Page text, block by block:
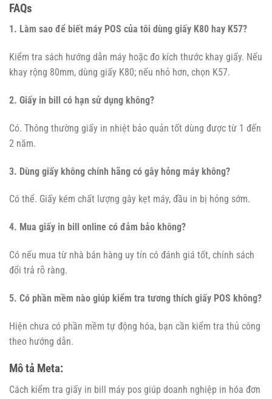
FAQs
1. Làm sao để biết máy POS của tôi dùng giấy K80 hay K57?
Kiểm tra sách hướng dẫn máy hoặc đo kích thước khay giấy. Nếu
khay rộng 80mm, dùng giấy K80; nếu nhỏ hơn, chọn K57.
2. Giấy in bill có hạn sử dụng không?
Có. Thông thường giấy in nhiệt bảo quản tốt dùng được từ 1 đến
2 năm.
3. Dùng giấy không chính hãng có gây hỏng máy không?
Có thể. Giấy kém chất lượng gây kẹt máy, đầu in bị hỏng sớm.
4. Mua giấy in bill online có đảm bảo không?
Có nếu mua từ nhà bán hàng uy tín có đánh giá tốt, chính sách
đổi trả rõ ràng.
5. Có phần mềm nào giúp kiểm tra tương thích giấy POS không?
Hiện chưa có phần mềm tự động hóa, bạn cần kiểm tra thủ công
theo hướng dẫn.
Mô tả Meta:
Cách kiểm tra giấy in bill máy pos giúp doanh nghiệp in hóa đơn